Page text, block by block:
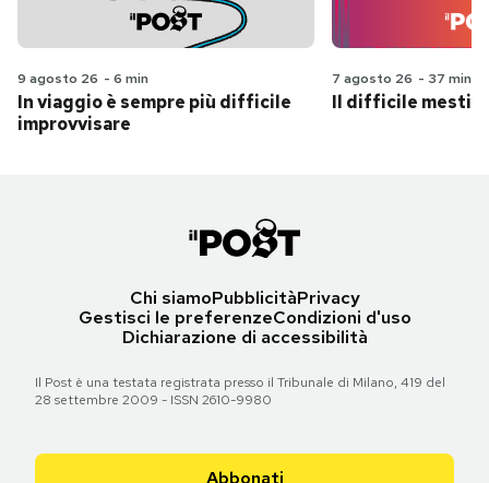
9 agosto 26 - 6 min
In viaggio è sempre più difficile
improvvisare
7 agosto 26 - 37 min
Il difficile
Chi siamoPubblicitàPrivacy
Gestisci le preferenzeCondizioni d'uso
Dichiarazione di accessibilità
Il Post è una testata registrata presso il Tribunale di Milano, 419 del
28 settembre 2009 - ISSN 2610-9980
Abbonati